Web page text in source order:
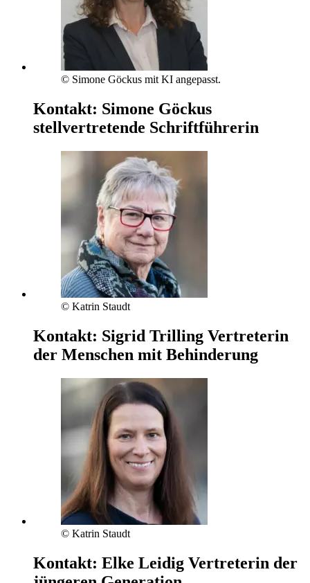
© Simone Göckus mit KI angepasst.
Kontakt: Simone Göckus
stellvertretende Schriftführerin
© Katrin Staudt
Kontakt: Sigrid Trilling Vertreterin
der Menschen mit Behinderung
© Katrin Staudt
Kontakt: Elke Leidig Vertreterin der